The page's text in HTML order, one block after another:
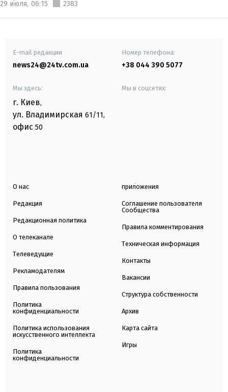
29 июля, 06:15 2383
E-mail редакции
news24@24tv.com.ua
Номер телефона:
+38 044 390 5077
Мы здесь:
г. Киев,
ул. Владимирская 61/11,
офис 50
Мы в соцсетях:
О нас
Редакция
Редакционная политика
О телеканале
Телеведущие
Рекламодателям
Правила пользования
Политика
конфиденциальности
Политика использования
искусственного интеллекта
Политика
конфиденциальности
приложения
Соглашение пользователя
Сообщества
Правила комментирования
Техническая информация
Контакты
Вакансии
Структура собственности
Архив
Карта сайта
Игры